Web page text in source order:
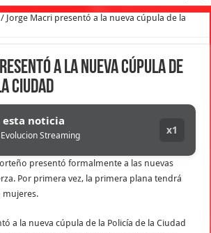
/ Jorge Macri presentó a la nueva cúpula de la
a la nueva cúpula de
Ciudad
esta noticia
Streaming x1
presentó formalmente a las nuevas
Por primera vez, la primera plana tendrá
mujeres.